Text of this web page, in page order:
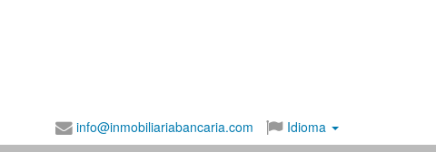
info@inmobiliariabancaria.com Idioma